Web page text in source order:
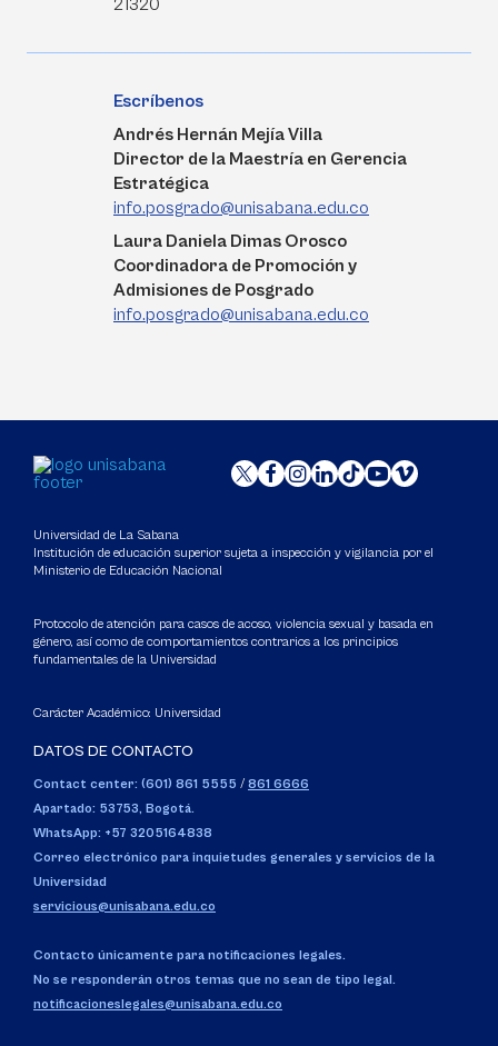
21320
Escríbenos
Andrés Hernán Mejía Villa
Director de la Maestría en Gerencia
Estratégica
info.posgrado@unisabana.edu.co
Laura Daniela Dimas Orosco
Coordinadora de Promoción y
Admisiones de Posgrado
info.posgrado@unisabana.edu.co
Universidad de La Sabana
Institución de educación superior sujeta a inspección y vigilancia por el
Ministerio de Educación Nacional
Protocolo de atención para casos de acoso, violencia sexual y basada en
género, así como de comportamientos contrarios a los principios
fundamentales de la Universidad
Carácter Académico: Universidad
DATOS DE CONTACTO
Contact center: (601) 861 5555 / 861 6666
Apartado: 53753, Bogotá.
WhatsApp: +57 3205164838
Correo electrónico para inquietudes generales y servicios de la
Universidad
servicious@unisabana.edu.co
Contacto únicamente para notificaciones legales.
No se responderán otros temas que no sean de tipo legal.
notificacioneslegales@unisabana.edu.co